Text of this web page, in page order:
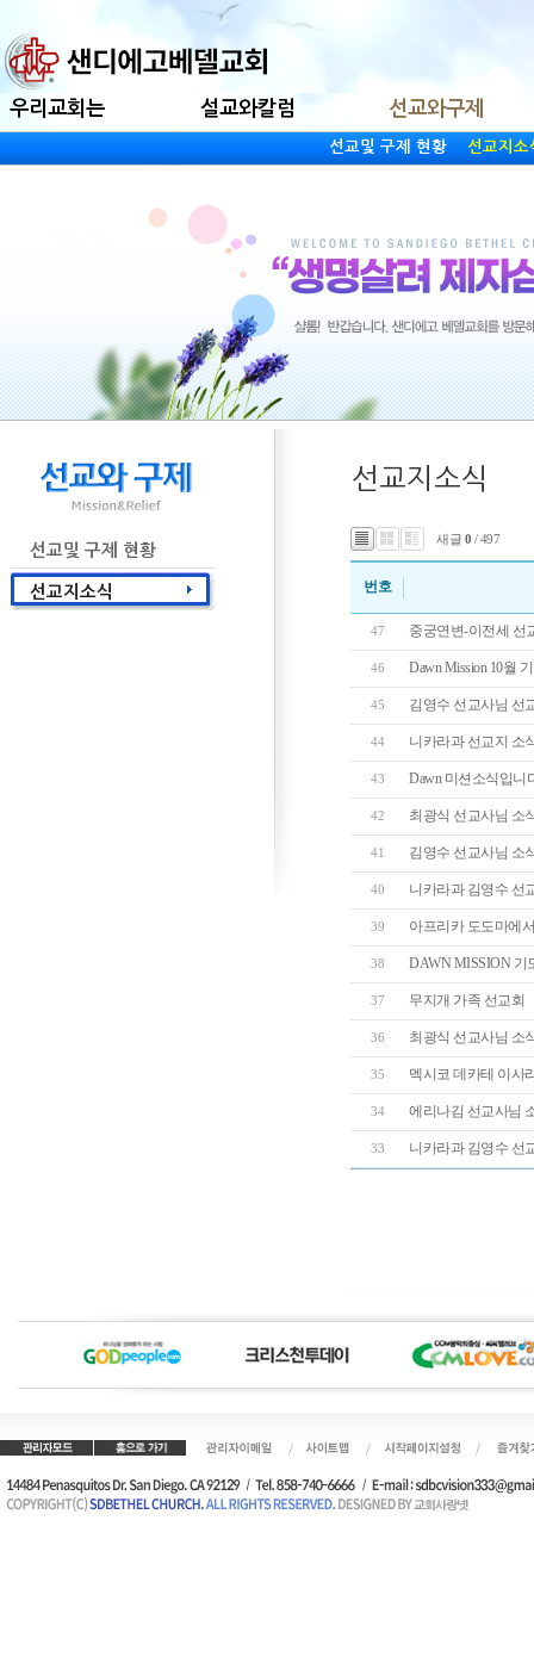
새글 0 / 497
번호
47 중궁연변-이전세 선
46 Dawn Mission 10월
45 김영수 선교사님 선
44 니카라과 선교지 소
43 Dawn 미션소식입니
42 최광식 선교사님 소
41 김영수 선교사님 소
40 니카라과 김영수 선
39 아프리카 도도마에
38 DAWN MISSION
37 무지개 가족 선교회
36 최광식 선교사님 소
35 멕시코 데카테 이사
34 에리나김 선교사님
33 니카라과 김영수 선